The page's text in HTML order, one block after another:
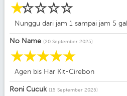
☆
☆
☆
☆
☆
Nunggu dari jam 1 sampai jam 5
No Name (20 September 2025)
☆
☆
☆
☆
☆
Agen bis Har Kit-Cirebon
Roni Cucuk (15 September 2025)